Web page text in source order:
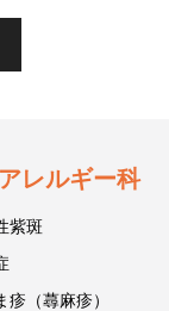
レルギー科
紫斑
疹（蕁麻疹）